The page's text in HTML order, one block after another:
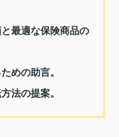
最適な保険商品の
めの助言。
法の提案。